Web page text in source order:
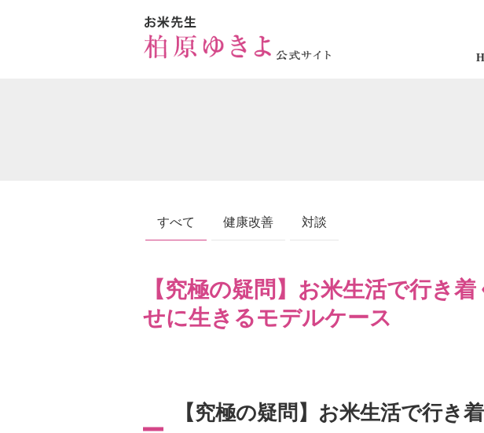
すべて 健康改善 対談
【究極の疑問】お米生活で行き
せに生きるモデルケース
【究極の疑問】お米生活で行き